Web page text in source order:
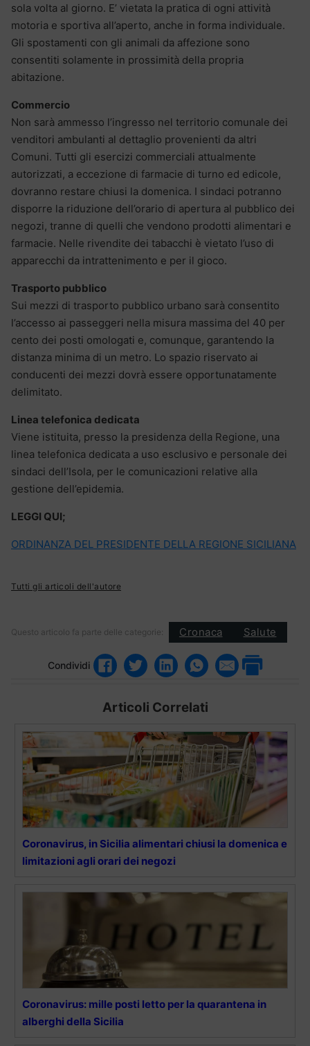
sola volta al giorno. E’ vietata la pratica di ogni attività
motoria e sportiva all’aperto, anche in forma individuale.
Gli spostamenti con gli animali da affezione sono
consentiti solamente in prossimità della propria
abitazione.
Commercio
Non sarà ammesso l’ingresso nel territorio comunale dei
venditori ambulanti al dettaglio provenienti da altri
Comuni. Tutti gli esercizi commerciali attualmente
autorizzati, a eccezione di farmacie di turno ed edicole,
dovranno restare chiusi la domenica. I sindaci potranno
disporre la riduzione dell’orario di apertura al pubblico dei
negozi, tranne di quelli che vendono prodotti alimentari e
farmacie. Nelle rivendite dei tabacchi è vietato l’uso di
apparecchi da intrattenimento e per il gioco.
Trasporto pubblico
Sui mezzi di trasporto pubblico urbano sarà consentito
l’accesso ai passeggeri nella misura massima del 40 per
cento dei posti omologati e, comunque, garantendo la
distanza minima di un metro. Lo spazio riservato ai
conducenti dei mezzi dovrà essere opportunatamente
delimitato.
Linea telefonica dedicata
Viene istituita, presso la presidenza della Regione, una
linea telefonica dedicata a uso esclusivo e personale dei
sindaci dell’Isola, per le comunicazioni relative alla
gestione dell’epidemia.
LEGGI QUI;
ORDINANZA DEL PRESIDENTE DELLA REGIONE SICILIANA
Tutti gli articoli dell'autore
Questo articolo fa parte delle categorie: Cronaca Salute
Condividi
Articoli Correlati
Coronavirus, in Sicilia alimentari chiusi la domenica e
limitazioni agli orari dei negozi
Coronavirus: mille posti letto per la quarantena in
alberghi della Sicilia